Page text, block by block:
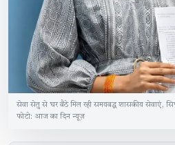
सेवा सेतु से घर बैठे मिल रही समयबद्ध शासकीय सेवाएं,
फोटो: आज का दिन न्यूज़